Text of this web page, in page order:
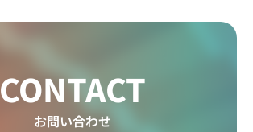
CONTACT
お問い合わせ